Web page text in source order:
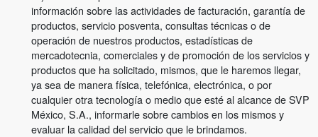
información sobre las actividades de facturación, garantía de
productos, servicio posventa, consultas técnicas o de
operación de nuestros productos, estadísticas de
mercadotecnia, comerciales y de promoción de los servicios y
productos que ha solicitado, mismos, que le haremos llegar,
ya sea de manera física, telefónica, electrónica, o por
cualquier otra tecnología o medio que esté al alcance de SVP
México, S.A., informarle sobre cambios en los mismos y
evaluar la calidad del servicio que le brindamos.